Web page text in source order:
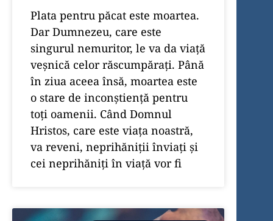
Plata pentru păcat este moartea.
Dar Dumnezeu, care este
singurul nemuritor, le va da viaţă
veşnică celor răscumpăraţi. Până
în ziua aceea însă, moartea este
o stare de inconştienţă pentru
toţi oamenii. Când Domnul
Hristos, care este viaţa noastră,
va reveni, neprihăniţii înviaţi şi
cei neprihăniţi în viaţă vor fi